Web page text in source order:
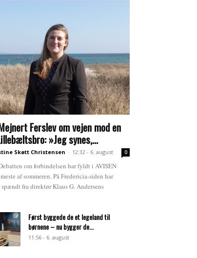
Ferslev om vejen mod en
»Jeg synes,...
Skøtt Christensen - 12:32 - 6. august 0
om forbindelsen har fyldt i AVISEN
af sommeren. På Fredericia-siden har
spændt fra direktør Klaus G. Andersens
Først byggede de et legeland til
børnene – nu bygger de...
11:56 - 6. august